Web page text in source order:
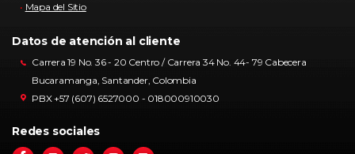
Mapa del Sitio
Datos de atención al cliente
Carrera 19 No. 36 - 20 Centro / Carrera 34 No. 44- 79 Cabecera
Bucaramanga, Santander, Colombia
PBX +57 (607) 6527000 - 018000910030
Redes sociales